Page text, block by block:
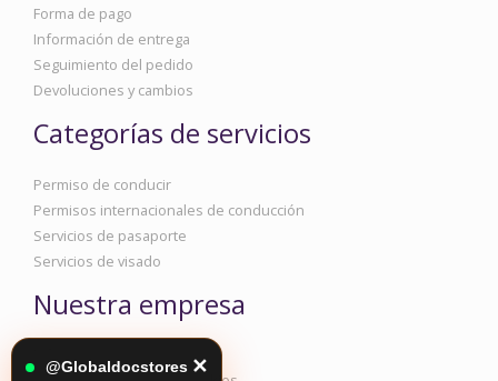
Forma de pago
Información de entrega
Seguimiento del pedido
Devoluciones y cambios
Categorías de servicios
Permiso de conducir
Permisos internacionales de conducción
Servicios de pasaporte
Servicios de visado
Nuestra empresa
@Globaldocstores ✕